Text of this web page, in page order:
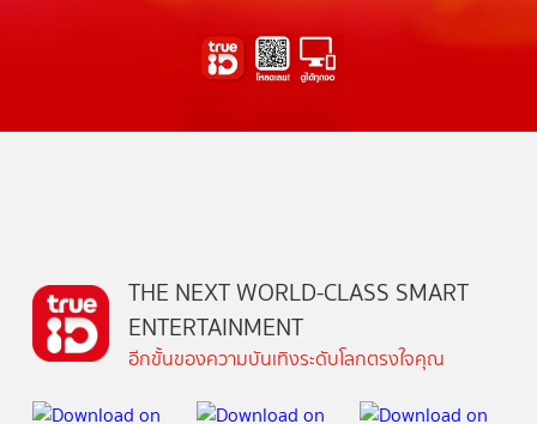
THE NEXT WORLD-CLASS SMART
ENTERTAINMENT
อีกขั้นของความบันเทิงระดับโลกตรงใจคุณ